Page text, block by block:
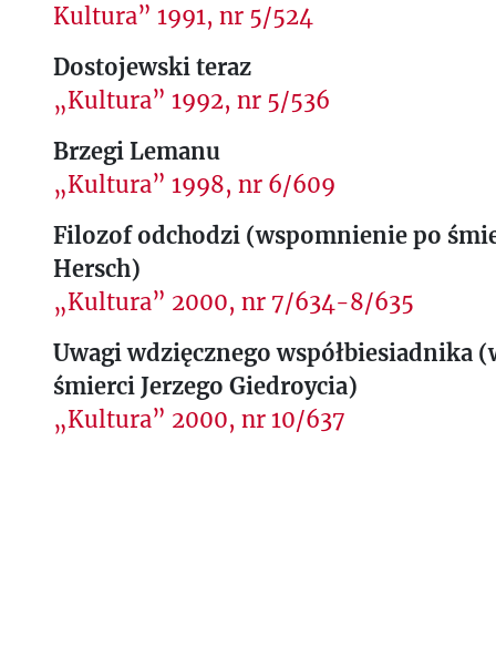
Kultura” 1991, nr 5/524
Dostojewski teraz
„Kultura” 1992, nr 5/536
Brzegi Lemanu
„Kultura” 1998, nr 6/609
Filozof odchodzi (wspomnienie po
Hersch)
„Kultura” 2000, nr 7/634-8/635
Uwagi wdzięcznego współbiesiadnika
śmierci Jerzego Giedroycia)
„Kultura” 2000, nr 10/637